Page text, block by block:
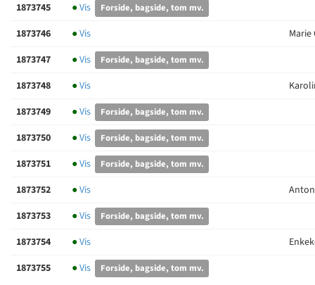
1873745 ●Vis Forside, bagside, tom mv.
1873746 ●Vis
1873747
●Vis Forside, bagside, tom mv.
1873748 ●Vis
1873749
●Vis Forside, bagside, tom mv.
1873750 ●Vis Forside, bagside, tom mv.
1873751 ●Vis Forside, bagside, tom mv.
1873752 ●Vis
1873753
●Vis Forside, bagside, tom mv.
1873754 ●Vis
1873755
●Vis Forside, bagside, tom mv.